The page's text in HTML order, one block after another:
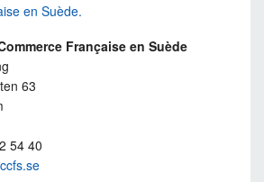
en Suède.
Française en Suède
63
54 40